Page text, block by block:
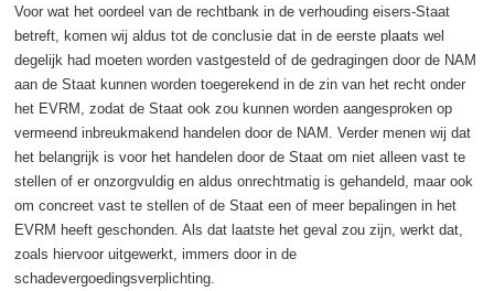
Voor wat het oordeel van de rechtbank in de verhouding eisers-Staat
betreft, komen wij aldus tot de conclusie dat in de eerste plaats wel
degelijk had moeten worden vastgesteld of de gedragingen door de NAM
aan de Staat kunnen worden toegerekend in de zin van het recht onder
het EVRM, zodat de Staat ook zou kunnen worden aangesproken op
vermeend inbreukmakend handelen door de NAM. Verder menen wij dat
het belangrijk is voor het handelen door de Staat om niet alleen vast te
stellen of er onzorgvuldig en aldus onrechtmatig is gehandeld, maar ook
om concreet vast te stellen of de Staat een of meer bepalingen in het
EVRM heeft geschonden. Als dat laatste het geval zou zijn, werkt dat,
zoals hiervoor uitgewerkt, immers door in de
schadevergoedingsverplichting.